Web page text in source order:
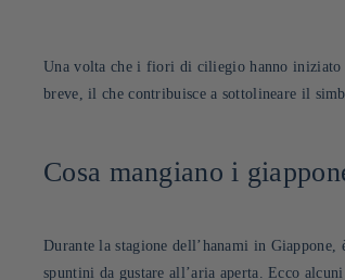
Una volta che i fiori di ciliegio hanno iniziato
breve, il che contribuisce a sottolineare il
Cosa mangiano i
Durante la stagione dell’hanami in
spuntini da gustare all’aria aperta. Ecco